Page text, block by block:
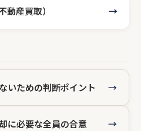
動産買取）
ための判断ポイント
に必要な全員の合意